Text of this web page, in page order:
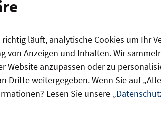
läuft, analytische Cookies um Ihr
von Anzeigen und Inhalten. Wir
Website anzupassen oder zu
Dritte weitergegeben. Wenn Sie auf
Lesen Sie unsere „
interessieren
Milliardenbewertung